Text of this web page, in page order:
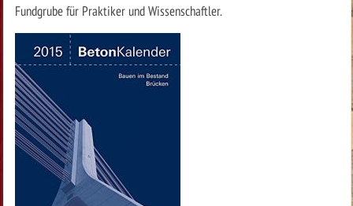
Fundgrube für Praktiker und Wissenschaftler.